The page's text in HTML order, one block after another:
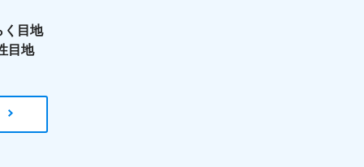
く目地
目地